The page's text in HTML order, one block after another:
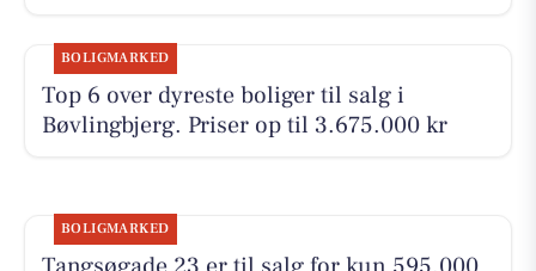
BOLIGMARKED
Top 6 over dyreste boliger til salg i
Bøvlingbjerg. Priser op til 3.675.000 kr
BOLIGMARKED